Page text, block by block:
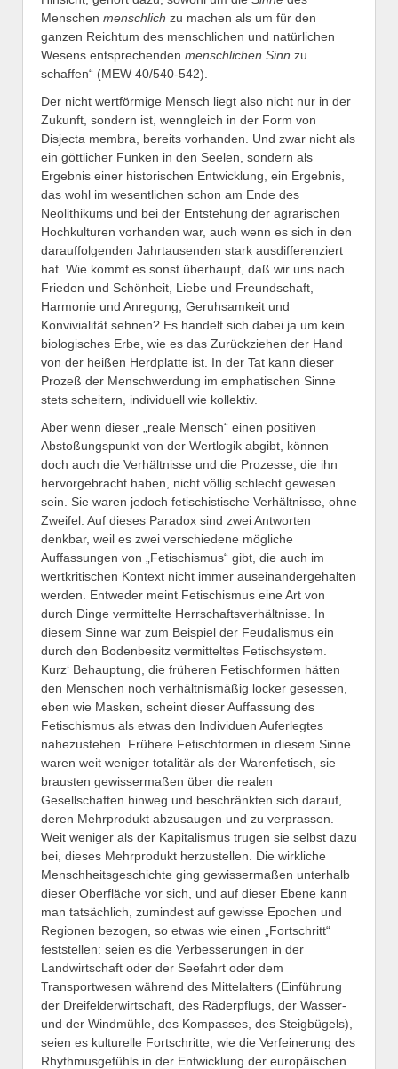
Menschen menschlich zu machen als um für den
ganzen Reichtum des menschlichen und natürlichen
Wesens entsprechenden menschlichen Sinn zu
schaffen“ (MEW 40/540-542).
Der nicht wertförmige Mensch liegt also nicht nur in der
Zukunft, sondern ist, wenngleich in der Form von
Disjecta membra, bereits vorhanden. Und zwar nicht als
ein göttlicher Funken in den Seelen, sondern als
Ergebnis einer historischen Entwicklung, ein Ergebnis,
das wohl im wesentlichen schon am Ende des
Neolithikums und bei der Entstehung der agrarischen
Hochkulturen vorhanden war, auch wenn es sich in den
darauffolgenden Jahrtausenden stark ausdifferenziert
hat. Wie kommt es sonst überhaupt, daß wir uns nach
Frieden und Schönheit, Liebe und Freundschaft,
Harmonie und Anregung, Geruhsamkeit und
Konvivialität sehnen? Es handelt sich dabei ja um kein
biologisches Erbe, wie es das Zurückziehen der Hand
von der heißen Herdplatte ist. In der Tat kann dieser
Prozeß der Menschwerdung im emphatischen Sinne
stets scheitern, individuell wie kollektiv.
Aber wenn dieser „reale Mensch“ einen positiven
Abstoßungspunkt von der Wertlogik abgibt, können
doch auch die Verhältnisse und die Prozesse, die ihn
hervorgebracht haben, nicht völlig schlecht gewesen
sein. Sie waren jedoch fetischistische Verhältnisse, ohne
Zweifel. Auf dieses Paradox sind zwei Antworten
denkbar, weil es zwei verschiedene mögliche
Auffassungen von „Fetischismus“ gibt, die auch im
wertkritischen Kontext nicht immer auseinandergehalten
werden. Entweder meint Fetischismus eine Art von
durch Dinge vermittelte Herrschaftsverhältnisse. In
diesem Sinne war zum Beispiel der Feudalismus ein
durch den Bodenbesitz vermitteltes Fetischsystem.
Kurz‘ Behauptung, die früheren Fetischformen hätten
den Menschen noch verhältnismäßig locker gesessen,
eben wie Masken, scheint dieser Auffassung des
Fetischismus als etwas den Individuen Auferlegtes
nahezustehen. Frühere Fetischformen in diesem Sinne
waren weit weniger totalitär als der Warenfetisch, sie
brausten gewissermaßen über die realen
Gesellschaften hinweg und beschränkten sich darauf,
deren Mehrprodukt abzusaugen und zu verprassen.
Weit weniger als der Kapitalismus trugen sie selbst dazu
bei, dieses Mehrprodukt herzustellen. Die wirkliche
Menschheitsgeschichte ging gewissermaßen unterhalb
dieser Oberfläche vor sich, und auf dieser Ebene kann
man tatsächlich, zumindest auf gewisse Epochen und
Regionen bezogen, so etwas wie einen „Fortschritt“
feststellen: seien es die Verbesserungen in der
Landwirtschaft oder der Seefahrt oder dem
Transportwesen während des Mittelalters (Einführung
der Dreifelderwirtschaft, des Räderpflugs, der Wasser-
und der Windmühle, des Kompasses, des Steigbügels),
seien es kulturelle Fortschritte, wie die Verfeinerung des
Rhythmusgefühls in der Entwicklung der europäischen